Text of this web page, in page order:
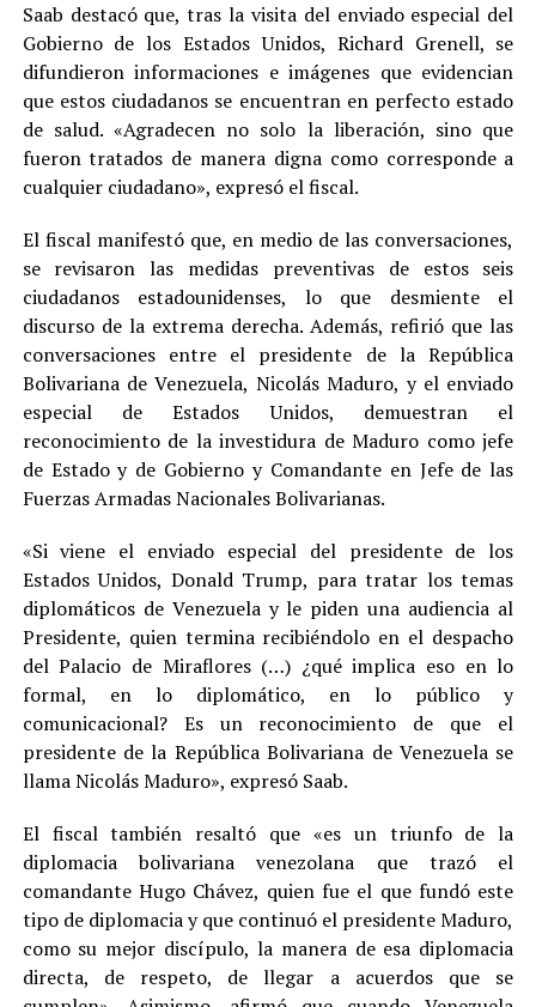
Saab destacó que, tras la visita del enviado especial del
Gobierno de los Estados Unidos, Richard Grenell, se
difundieron informaciones e imágenes que evidencian
que estos ciudadanos se encuentran en perfecto estado
de salud. «Agradecen no solo la liberación, sino que
fueron tratados de manera digna como corresponde a
cualquier ciudadano», expresó el fiscal.
El fiscal manifestó que, en medio de las conversaciones,
se revisaron las medidas preventivas de estos seis
ciudadanos estadounidenses, lo que desmiente el
discurso de la extrema derecha. Además, refirió que las
conversaciones entre el presidente de la República
Bolivariana de Venezuela, Nicolás Maduro, y el enviado
especial de Estados Unidos, demuestran el
reconocimiento de la investidura de Maduro como jefe
de Estado y de Gobierno y Comandante en Jefe de las
Fuerzas Armadas Nacionales Bolivarianas.
«Si viene el enviado especial del presidente de los
Estados Unidos, Donald Trump, para tratar los temas
diplomáticos de Venezuela y le piden una audiencia al
Presidente, quien termina recibiéndolo en el despacho
del Palacio de Miraflores (…) ¿qué implica eso en lo
formal, en lo diplomático, en lo público y
comunicacional? Es un reconocimiento de que el
presidente de la República Bolivariana de Venezuela se
llama Nicolás Maduro», expresó Saab.
El fiscal también resaltó que «es un triunfo de la
diplomacia bolivariana venezolana que trazó el
comandante Hugo Chávez, quien fue el que fundó este
tipo de diplomacia y que continuó el presidente Maduro,
como su mejor discípulo, la manera de esa diplomacia
directa, de respeto, de llegar a acuerdos que se